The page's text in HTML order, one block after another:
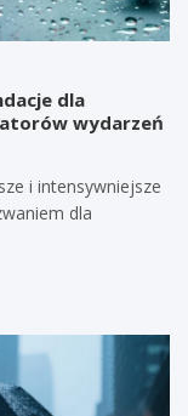
dla
wydarzeń
i intensywniejsze
dla